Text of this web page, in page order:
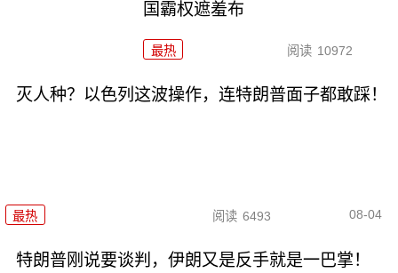
国霸权遮羞布
最热 阅读 10972
灭人种？以色列这波操作，连特朗普面子都敢踩！
最热 阅读 6493 08-04
特朗普刚说要谈判，伊朗又是反手就是一巴掌！